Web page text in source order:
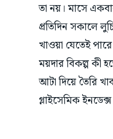
তা নয়। মাসে
প্রতিদিন সকালে
খাওয়া যেতেই
ময়দার বিকল্প কী
আটা দিয়ে তৈরি
গ্লাইসেমিক